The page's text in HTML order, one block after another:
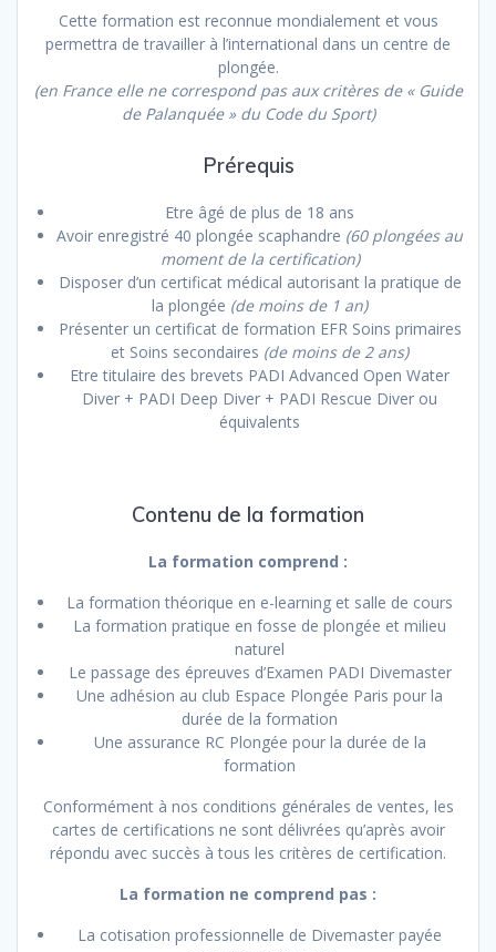
Cette formation est reconnue mondialement et vous
permettra de travailler à l’international dans un centre de
plongée.
(en France elle ne correspond pas aux critères de « Guide
de Palanquée » du Code du Sport)
Prérequis
Etre âgé de plus de 18 ans
Avoir enregistré 40 plongée scaphandre (60 plongées au
moment de la certification)
Disposer d’un certificat médical autorisant la pratique de
la plongée (de moins de 1 an)
Présenter un certificat de formation EFR Soins primaires
et Soins secondaires (de moins de 2 ans)
Etre titulaire des brevets PADI Advanced Open Water
Diver + PADI Deep Diver + PADI Rescue Diver ou
équivalents
Contenu de la formation
La formation comprend :
La formation théorique en e-learning et salle de cours
La formation pratique en fosse de plongée et milieu
naturel
Le passage des épreuves d’Examen PADI Divemaster
Une adhésion au club Espace Plongée Paris pour la
durée de la formation
Une assurance RC Plongée pour la durée de la
formation
Conformément à nos conditions générales de ventes, les
cartes de certifications ne sont délivrées qu’après avoir
répondu avec succès à tous les critères de certification.
La formation ne comprend pas :
La cotisation professionnelle de Divemaster payée